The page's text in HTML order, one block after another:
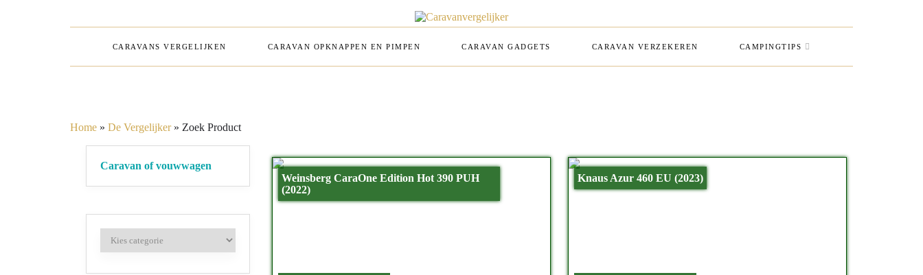
CARAVANS VERGELIJKEN CARAVAN OPKNAPPEN EN PIMPEN CARAVAN GADGETS CARAVAN VERZEKEREN CAMPINGTIPS
Home » De Vergelijker» Zoek Product
Weinsberg CaraOne Edition Hot 390 PUH
(2022)
Knaus Azur 460 EU (2023)
Caravan of vouwwagen